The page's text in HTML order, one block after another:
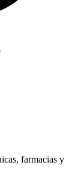
farmacias y